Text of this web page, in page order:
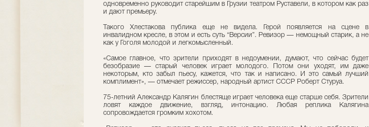
одновременно руководит старейшим в Грузии театром Руставели, в котором как раз
и дают премьеру.
Такого Хлестакова публика еще не видела. Герой появляется на сцене в
инвалидном кресле, в этом и есть суть “Версии”. Ревизор — немощный старик, а не
как у Гоголя молодой и легкомысленный.
«Самое главное, что зрители приходят в недоумении, думают, что сейчас будет
безобразие — старый человек играет молодого. Потом они уходят, им даже
некоторым, кто забыл пьесу, кажется, что так и написано. И это самый лучший
комплимент», — отмечает режиссер, народный артист СССР Роберт Стуруа.
75-летний Александр Калягин блестяще играет человека еще старше себя. Зрители
ловят каждое движение, взгляд, интонацию. Любая реплика Калягина
сопровождается громким хохотом.